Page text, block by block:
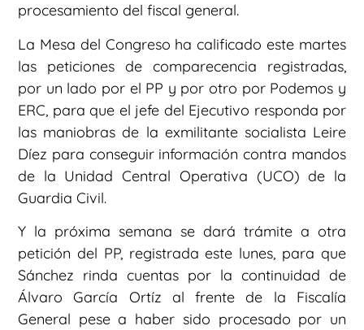
procesamiento del fiscal general.
La Mesa del Congreso ha calificado este martes
las peticiones de comparecencia registradas,
por un lado por el PP y por otro por Podemos y
ERC, para que el jefe del Ejecutivo responda por
las maniobras de la exmilitante socialista Leire
Díez para conseguir información contra mandos
de la Unidad Central Operativa (UCO) de la
Guardia Civil.
Y la próxima semana se dará trámite a otra
petición del PP, registrada este lunes, para que
Sánchez rinda cuentas por la continuidad de
Álvaro García Ortíz al frente de la Fiscalía
General pese a haber sido procesado por un